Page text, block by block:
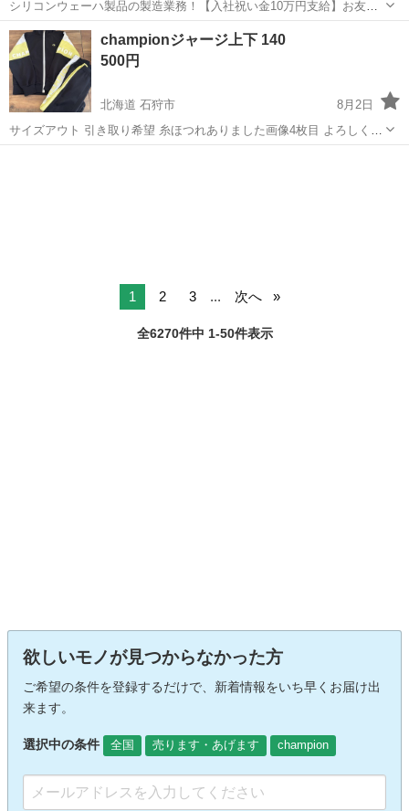
シリコンウェーハ製品の製造業務！【入社祝い金10万円支給】お友達
やカップルとの応募OK◎年間休日129日＆休出なしでプライベート充
実♪業務はクリーンルームで快適作業◎自社正社員登用制度あり★1食
300円～の格安食堂あり！《佐...
佐賀 伊万里市 その他
championジャージ上下 140
500円
北海道 石狩市
8月2日
サイズアウト 引き取り希望 糸ほつれありました画像4枚目 よろしくお
願いします♪
1 2 3 ... 次へ
全6270件中 1-50件表示
欲しいモノが見つからなかった方
ご希望の条件を登録するだけで、新着情報をいち早くお届け出
来ます。
選択中の条件 全国 売ります・あげます champion